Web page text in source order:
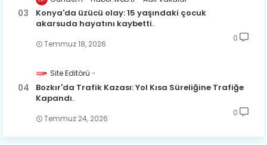
Konya'da üzücü olay: 15 yaşındaki çocuk
akarsuda hayatını kaybetti.
Temmuz 18, 2026
0
Site Editörü
Bozkır'da Trafik Kazası: Yol Kısa Süreliğine Trafiğe
Kapandı.
Temmuz 24, 2026
0